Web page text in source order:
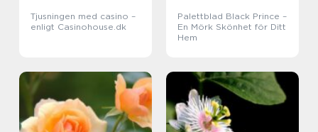
Tjusningen med casino –
enligt Casinohouse.dk
Palettblad Black Prince –
En Mörk Skönhet för Ditt
Hem